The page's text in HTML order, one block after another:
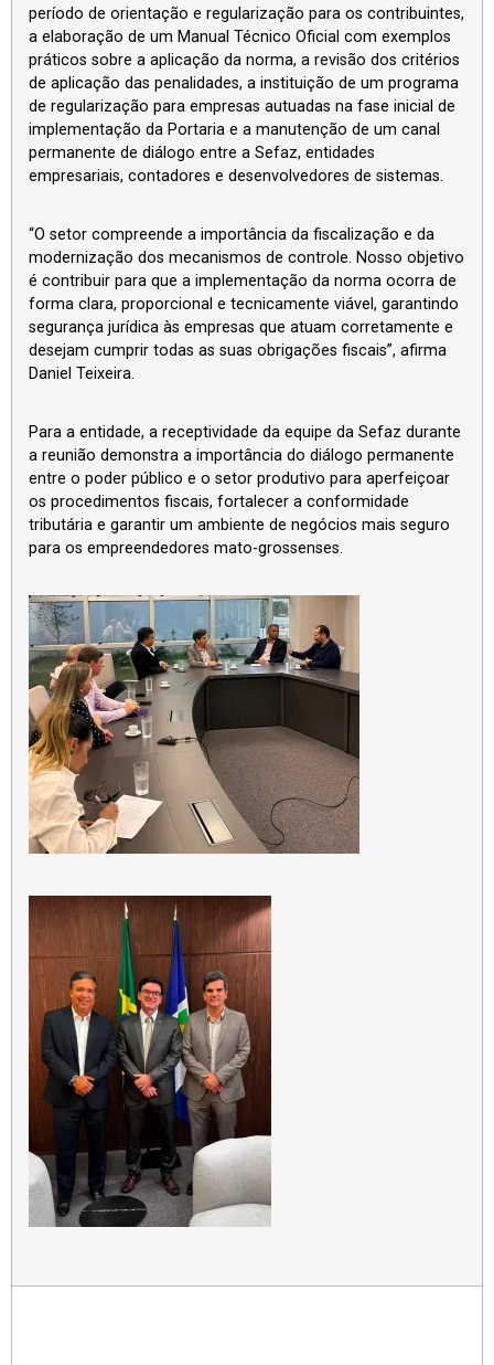
período de orientação e regularização para os contribuintes,
a elaboração de um Manual Técnico Oficial com exemplos
práticos sobre a aplicação da norma, a revisão dos critérios
de aplicação das penalidades, a instituição de um programa
de regularização para empresas autuadas na fase inicial de
implementação da Portaria e a manutenção de um canal
permanente de diálogo entre a Sefaz, entidades
empresariais, contadores e desenvolvedores de sistemas.
“O setor compreende a importância da fiscalização e da
modernização dos mecanismos de controle. Nosso objetivo
é contribuir para que a implementação da norma ocorra de
forma clara, proporcional e tecnicamente viável, garantindo
segurança jurídica às empresas que atuam corretamente e
desejam cumprir todas as suas obrigações fiscais”, afirma
Daniel Teixeira.
Para a entidade, a receptividade da equipe da Sefaz durante
a reunião demonstra a importância do diálogo permanente
entre o poder público e o setor produtivo para aperfeiçoar
os procedimentos fiscais, fortalecer a conformidade
tributária e garantir um ambiente de negócios mais seguro
para os empreendedores mato-grossenses.